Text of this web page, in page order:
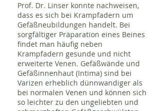
Prof. Dr. Linser konnte nachweisen,
dass es sich bei Krampfadern um
Gefäßneubildungen handelt. Bei
sorgfältiger Präparation eines Beines
findet man häufig neben
Krampfadern gesunde und nicht
erweiterte Venen. Gefäßwände und
Gefäßinnenhaut (Intima) sind bei
Varizen erheblich dünnwandiger als
bei normalen Venen und können sich
so leichter zu den ungeliebten und